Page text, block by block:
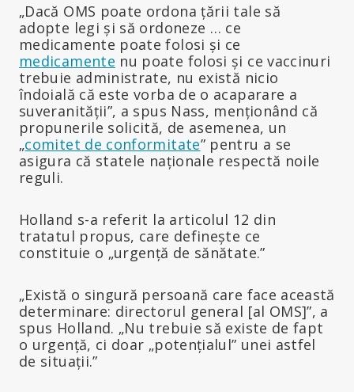
„Dacă OMS poate ordona țării tale să
adopte legi și să ordoneze … ce
medicamente poate folosi și ce
medicamente nu poate folosi și ce vaccinuri
trebuie administrate, nu există nicio
îndoială că este vorba de o acaparare a
suveranității”, a spus Nass, menționând că
propunerile solicită, de asemenea, un
„comitet de conformitate” pentru a se
asigura că statele naționale respectă noile
reguli.
Holland s-a referit la articolul 12 din
tratatul propus, care definește ce
constituie o „urgență de sănătate.”
„Există o singură persoană care face această
determinare: directorul general [al OMS]”, a
spus Holland. „Nu trebuie să existe de fapt
o urgență, ci doar „potențialul” unei astfel
de situații.”